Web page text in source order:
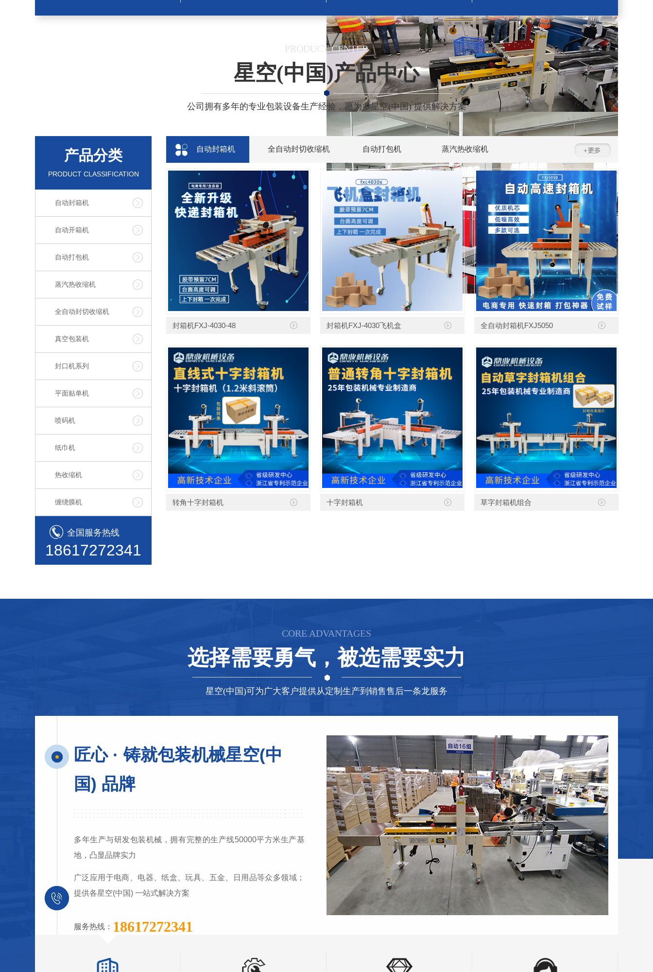
PRODUCT CENTER
星空(中国)产品中心
公司拥有多年的专业包装设备生产经验，愿为多星空(中国) 提供解决方案
产品分类
PRODUCT CLASSIFICATION
自动封箱机
自动开箱机
自动打包机
蒸汽热收缩机
全自动封切收缩机
真空包装机
封口机系列
平面贴单机
喷码机
纸巾机
热收缩机
缠绕膜机
全国服务热线
18617272341
自动封箱机 全自动封切收缩机 自动打包机 蒸汽热收缩机
封箱机FXJ-4030-48 封箱机FXJ-4030飞机盒 全自动封箱机FXJ5050
转角十字封箱机 十字封箱机 草字封箱机组合
CORE ADVANTAGES
选择需要勇气，被选需要实力
星空(中国)可为广大客户提供从定制生产到销售售后一条龙服务
匠心 · 铸就包装机械星空(中
国) 品牌
多年生产与研发包装机械，拥有完整的生产线50000平方米生产基
地，凸显品牌实力
广泛应用于电商、电器、纸盒、玩具、五金、日用品等众多领域；
提供各星空(中国) 一站式解决方案
服务热线： 18617272341